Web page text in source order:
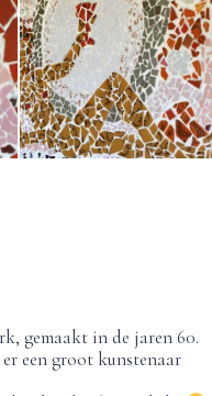
gemaakt in de jaren 60.
een groot kunstenaar